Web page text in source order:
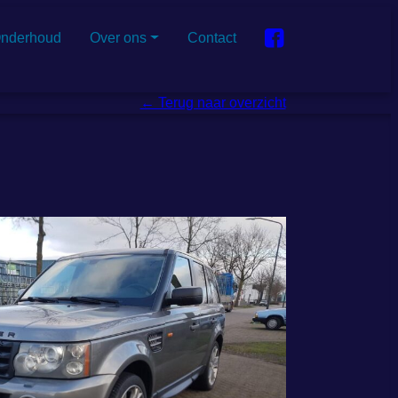
Over ons Contact
← Terug naar overzicht